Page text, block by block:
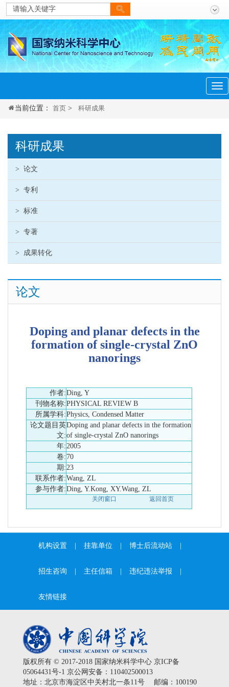
menu
当前位置： 首页 > 科研成果
科研成果
> 论文
> 专利
> 标准
> 专著
> 成果转化
论文
Doping and planar defects in the
formation of single-crystal ZnO
nanorings
作者:Ding, Y
刊物名称:PHYSICAL REVIEW B
所属学科:Physics, Condensed Matter
论文题目英
文:
Doping and planar defects in the formation
of single-crystal ZnO nanorings
年: 2005
卷: 70
期: 23
联系作者:Wang, ZL
参与作者:Ding, Y.Kong, XY.Wang, ZL
关闭窗口 返回首页
机构设置 挂靠单位 博士后流动站
招生咨询 主任信箱 违纪违法举报
友情链接
版权所有 © 2017-2018 国家纳米科学中心 京ICP备
05064431号-1 京公网安备：110402500013
地址：北京市海淀区中关村北一条11号 邮编：100190